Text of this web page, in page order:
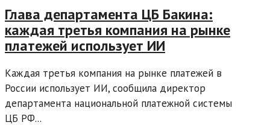
Глава департамента ЦБ Бакина:
каждая третья компания на рынке
платежей использует ИИ
Каждая третья компания на рынке платежей в
России использует ИИ, сообщила директор
департамента национальной платежной системы
ЦБ РФ...